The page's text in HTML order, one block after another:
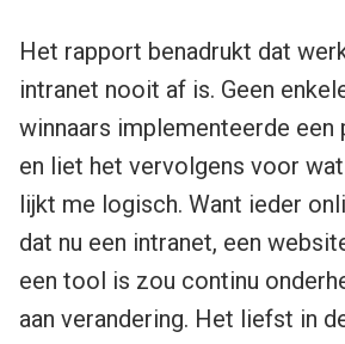
Het rapport benadrukt dat
intranet nooit af is. Geen
winnaars implementeerde een
en liet het vervolgens voor
lijkt me logisch. Want ieder
dat nu een intranet, een
een tool is zou continu
aan verandering. Het liefst in